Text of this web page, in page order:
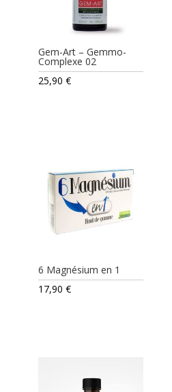
Gem-Art – Gemmo-
Complexe 02
25,90€
6 Magnésium en 1
17,90€